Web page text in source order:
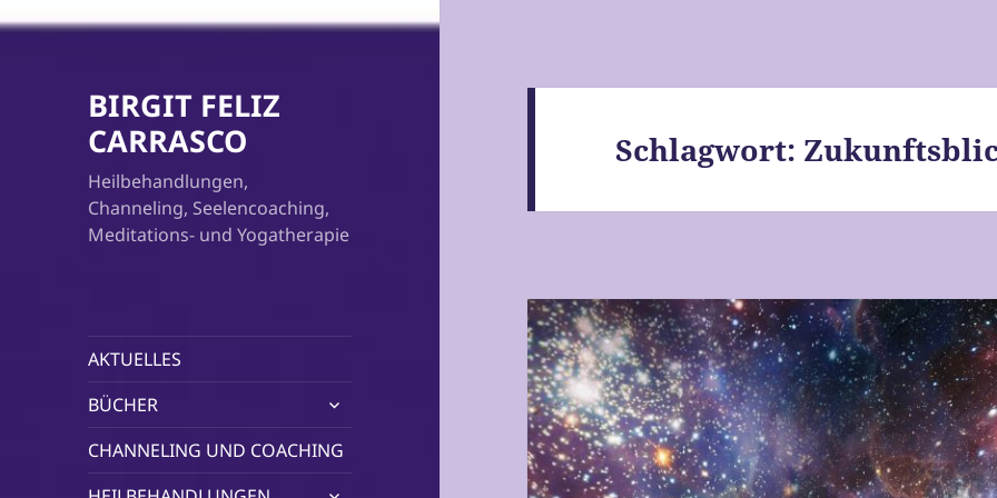
BIRGIT FELIZ
CARRASCO
Heilbehandlungen,
Channeling, Seelencoaching,
Meditations- und Yogatherapie
AKTUELLES
BÜCHER
untermenü
CHANNELING UND COACHING
untermenü
Schlagwort: